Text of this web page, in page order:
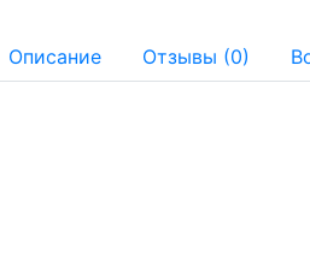
Описание Отзывы (0)